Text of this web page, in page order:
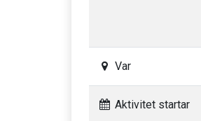
Var
Aktivitet startar